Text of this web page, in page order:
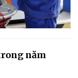
năm